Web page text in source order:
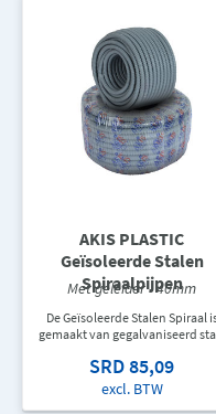
AKIS PLASTIC
Geïsoleerde Stalen
Spiraalpijpen
Met geleider - 40mm
De Geïsoleerde Stalen Spiraal
gemaakt van gegalvaniseerd
elektrische installaties, motoren,
machines en
SRD 85,09
excl. BTW